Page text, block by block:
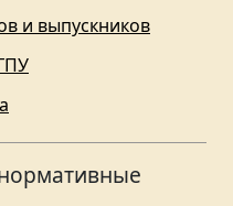
и выпускников